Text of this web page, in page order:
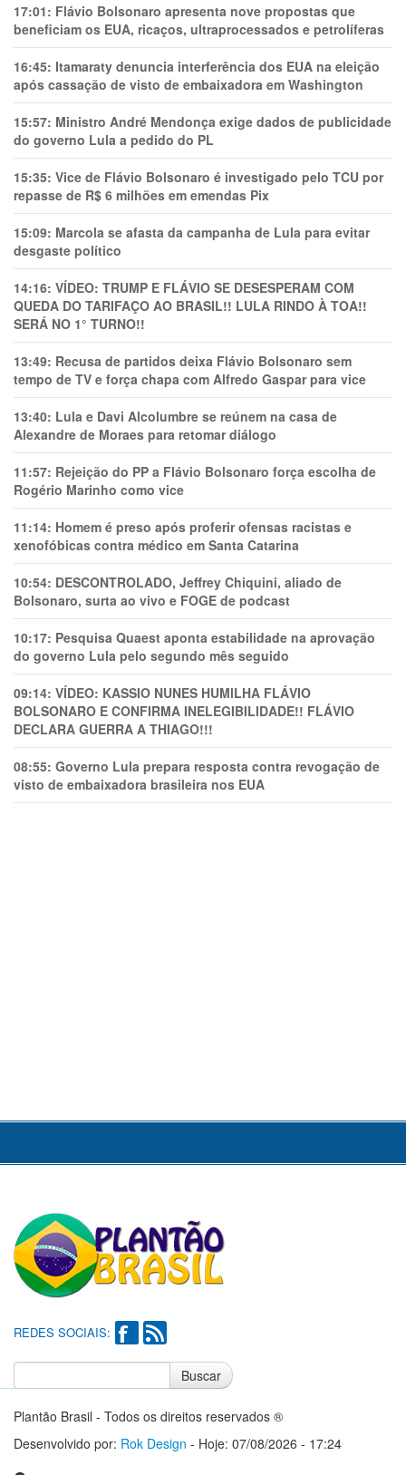
17:01: Flávio Bolsonaro apresenta nove propostas que
beneficiam os EUA, ricaços, ultraprocessados e petrolíferas
16:45: Itamaraty denuncia interferência dos EUA na eleição
após cassação de visto de embaixadora em Washington
15:57: Ministro André Mendonça exige dados de publicidade
do governo Lula a pedido do PL
15:35: Vice de Flávio Bolsonaro é investigado pelo TCU por
repasse de R$ 6 milhões em emendas Pix
15:09: Marcola se afasta da campanha de Lula para evitar
desgaste político
14:16: VÍDEO: TRUMP E FLÁVIO SE DESESPERAM COM
QUEDA DO TARIFAÇO AO BRASIL!! LULA RINDO À TOA!!
SERÁ NO 1° TURNO!!
13:49: Recusa de partidos deixa Flávio Bolsonaro sem
tempo de TV e força chapa com Alfredo Gaspar para vice
13:40: Lula e Davi Alcolumbre se reúnem na casa de
Alexandre de Moraes para retomar diálogo
11:57: Rejeição do PP a Flávio Bolsonaro força escolha de
Rogério Marinho como vice
11:14: Homem é preso após proferir ofensas racistas e
xenofóbicas contra médico em Santa Catarina
10:54: DESCONTROLADO, Jeffrey Chiquini, aliado de
Bolsonaro, surta ao vivo e FOGE de podcast
10:17: Pesquisa Quaest aponta estabilidade na aprovação
do governo Lula pelo segundo mês seguido
09:14: VÍDEO: KASSIO NUNES HUMlLHA FLÁVIO
BOLSONARO E CONFIRMA INELEGIBILIDADE!! FLÁVIO
DECLARA GUERRA A THIAGO!!!
08:55: Governo Lula prepara resposta contra revogação de
visto de embaixadora brasileira nos EUA
REDES SOCIAIS:
Buscar
Plantão Brasil - Todos os direitos reservados ®
Desenvolvido por: Rok Design - Hoje: 07/08/2026 - 17:24